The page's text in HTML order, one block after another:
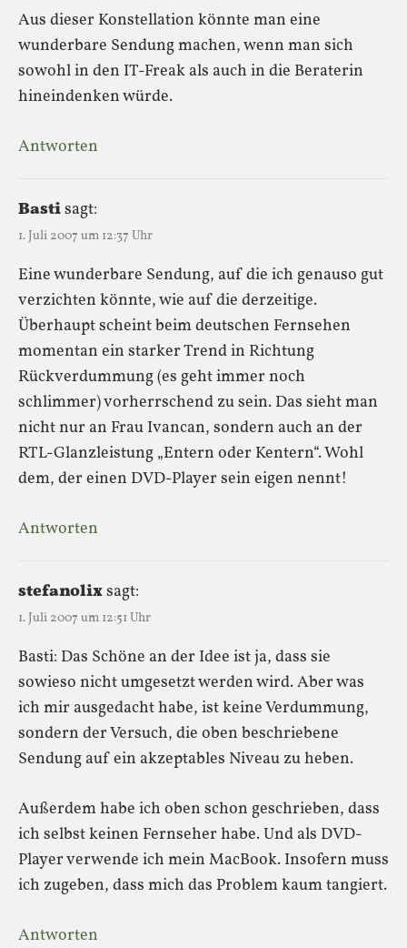
Aus dieser Konstellation könnte man eine
wunderbare Sendung machen, wenn man sich
sowohl in den IT-Freak als auch in die Beraterin
hineindenken würde.
Antworten
Bastisagt:
1. Juli 2007 um 12:37 Uhr
Eine wunderbare Sendung, auf die ich genauso gut
verzichten könnte, wie auf die derzeitige.
Überhaupt scheint beim deutschen Fernsehen
momentan ein starker Trend in Richtung
Rückverdummung (es geht immer noch
schlimmer) vorherrschend zu sein. Das sieht man
nicht nur an Frau Ivancan, sondern auch an der
RTL-Glanzleistung „Entern oder Kentern“. Wohl
dem, der einen DVD-Player sein eigen nennt!
Antworten
stefanolixsagt:
1. Juli 2007 um 12:51 Uhr
Basti: Das Schöne an der Idee ist ja, dass sie
sowieso nicht umgesetzt werden wird. Aber was
ich mir ausgedacht habe, ist keine Verdummung,
sondern der Versuch, die oben beschriebene
Sendung auf ein akzeptables Niveau zu heben.
Außerdem habe ich oben schon geschrieben, dass
ich selbst keinen Fernseher habe. Und als DVD-
Player verwende ich mein MacBook. Insofern muss
ich zugeben, dass mich das Problem kaum tangiert.
Antworten